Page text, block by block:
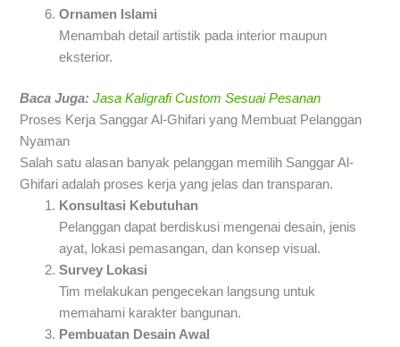
Ornamen Islami
Menambah detail artistik pada interior maupun
eksterior.
Baca Juga:Jasa Kaligrafi Custom Sesuai Pesanan
Proses Kerja Sanggar Al-Ghifari yang Membuat Pelanggan
Nyaman
Salah satu alasan banyak pelanggan memilih Sanggar Al-
Ghifari adalah proses kerja yang jelas dan transparan.
Konsultasi Kebutuhan
Pelanggan dapat berdiskusi mengenai desain, jenis
ayat, lokasi pemasangan, dan konsep visual.
Survey Lokasi
Tim melakukan pengecekan langsung untuk
memahami karakter bangunan.
Pembuatan Desain Awal